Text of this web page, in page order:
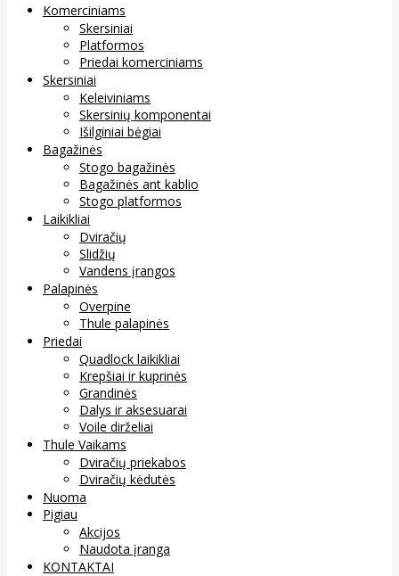
Komerciniams
Skersiniai
Platformos
Priedai komerciniams
Skersiniai
Keleiviniams
Skersinių komponentai
Išilginiai bėgiai
Bagažinės
Stogo bagažinės
Bagažinės ant kablio
Stogo platformos
Laikikliai
Dviračių
Slidžių
Vandens įrangos
Palapinės
Overpine
Thule palapinės
Priedai
Quadlock laikikliai
Krepšiai ir kuprinės
Grandinės
Dalys ir aksesuarai
Voile dirželiai
Thule Vaikams
Dviračių priekabos
Dviračių kėdutės
Nuoma
Pigiau
Akcijos
Naudota įranga
KONTAKTAI